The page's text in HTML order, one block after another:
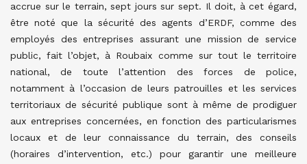
accrue sur le terrain, sept jours sur sept. Il doit, à cet égard,
être noté que la sécurité des agents d’ERDF, comme des
employés des entreprises assurant une mission de service
public, fait l’objet, à Roubaix comme sur tout le territoire
national, de toute l’attention des forces de police,
notamment à l’occasion de leurs patrouilles et les services
territoriaux de sécurité publique sont à même de prodiguer
aux entreprises concernées, en fonction des particularismes
locaux et de leur connaissance du terrain, des conseils
(horaires d’intervention, etc.) pour garantir une meilleure